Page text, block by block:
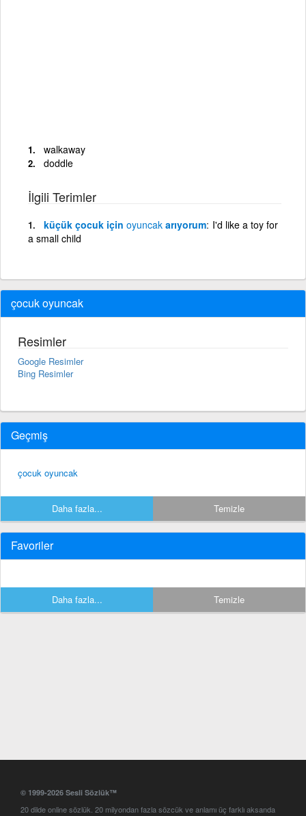
walkaway
doddle
İlgili Terimler
küçük çocuk için oyuncak arıyorum I'd like a toy for
a small child
çocuk oyuncak
Resimler
Google Resimler
Bing Resimler
Geçmiş
çocuk oyuncak
Daha fazla... Temizle
Favoriler
Daha fazla... Temizle
© 1999-2026 Sesli Sözlük™
20 dilde online sözlük. 20 milyondan fazla sözcük ve anlamı üç farklı aksanda